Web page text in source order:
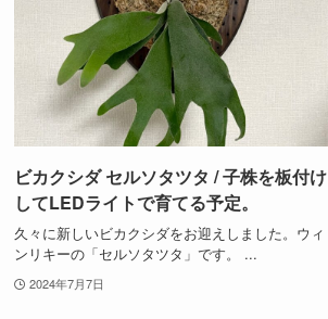
ビカクシダ セルソタツタ / 子株を板付け
してLEDライトで育てる予定。
久々に新しいビカクシダをお迎えしました。ウィ
ンリキーの「セルソタツタ」です。 ...
2024年7月7日